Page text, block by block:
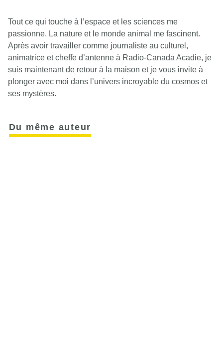
Tout ce qui touche à l’espace et les sciences me
passionne. La nature et le monde animal me fascinent.
Après avoir travailler comme journaliste au culturel,
animatrice et cheffe d’antenne à Radio-Canada Acadie, je
suis maintenant de retour à la maison et je vous invite à
plonger avec moi dans l’univers incroyable du cosmos et
ses mystères.
Du même auteur